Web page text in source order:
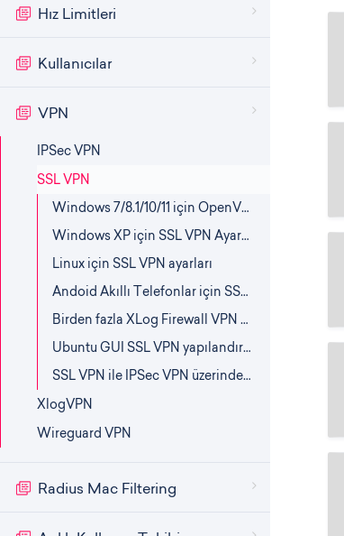
Hız Limitleri
Kullanıcılar
VPN
IPSec VPN
SSL VPN
Windows 7/8.1/10/11 için OpenVPN ayarları
Windows XP için SSL VPN Ayarları
Linux için SSL VPN ayarları
Andoid Akıllı Telefonlar için SSL VPN Ayarları
Birden fazla XLog Firewall VPN server a nasıl aynı anda bağlanılır?
Ubuntu GUI SSL VPN yapılandırması
SSL VPN ile IPSec VPN üzerindeki network kaynaklarına erişim
XlogVPN
Wireguard VPN
Radius Mac Filtering